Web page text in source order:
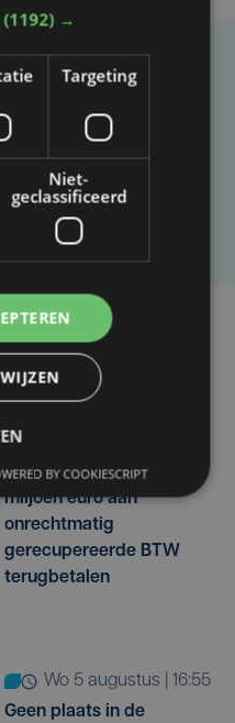
opgemerkt in dit
weten
Veurne moet zo'n twee
miljoen euro aan
onrechtmatig
gerecupereerde BTW
terugbetalen
wo 5 augustus | 16:55
Geen plaats in de
(1192) →
Targeting
Niet-
geclassificeerd
BY COOKIESCRIPT